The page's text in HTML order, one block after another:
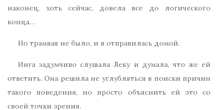
наконец, хоть сейчас, довела все до логического
конца…
Но трамвая не было, и я отправилась домой.
Инга задумчиво слушала Леку и думала, что же ей
ответить. Она решила не углубляться в поиски причин
такого поведения, но просто объяснить ей это со
своей точки зрения.